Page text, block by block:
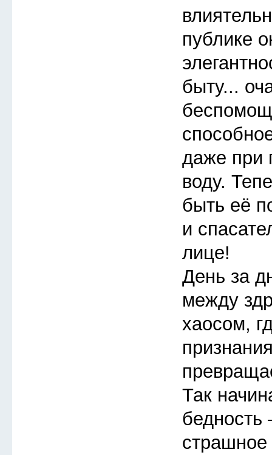
публике
быту...
даже при
воду.
быть её
и
лице!
День за
между
хаосом,
Так